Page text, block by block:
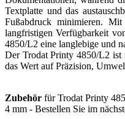
Textplatte und das
Fußabdruck minimieren.
langfristigen Verfügbarkeit
4850/L2 eine langlebige und
Der Trodat Printy 4850/L2 ist
das Wert auf Präzision,
Zubehör für Trodat Printy
4 mm - Bestellen Sie im